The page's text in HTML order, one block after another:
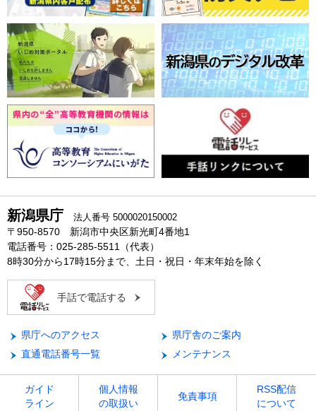
新潟県庁 法人番号 5000020150002
〒950-8570 新潟市中央区新光町4番地1
電話番号：025-285-5511（代表）
8時30分から17時15分まで、土日・祝日・年末年始を除く
手話で電話する
県庁へのアクセス
県庁舎のご案内
直通電話番号一覧
メンテナンス
ガイド
ライン
個人情報
の取扱い
免責事項
RSS配信
について